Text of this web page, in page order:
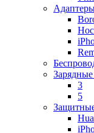
Зарядные
3
5